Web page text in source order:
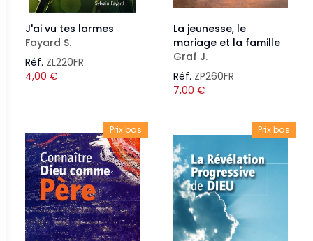
J'ai vu tes larmes
Fayard S.
Réf. ZL220FR
4,00 €
La jeunesse, le
mariage et la famille
Graf J.
Réf. ZP260FR
7,00 €
Prix bas Prix bas